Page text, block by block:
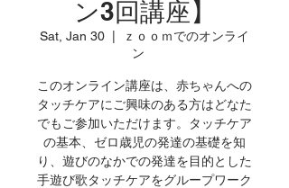
ン3回講座】
Sat, Jan 30
ｚｏｏｍでのオンライ
ン
このオンライン講座は、赤ちゃんへの
タッチケアにご興味のある方はどなた
でもご参加いただけます。タッチケア
の基本、ゼロ歳児の発達の基礎を知
り、遊びのなかでの発達を目的とした
手遊び歌タッチケアをグループワーク